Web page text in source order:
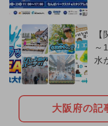
～
水
大阪府の記